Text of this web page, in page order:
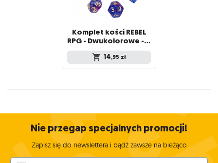
Komplet kości REBEL
RPG - Dwukolorowe - Ciemnoniebiesko-purpurowe
14,95 zł
Nie przegap specjalnych promocji!
Zapisz się do newslettera i bądź zawsze na bieżąco